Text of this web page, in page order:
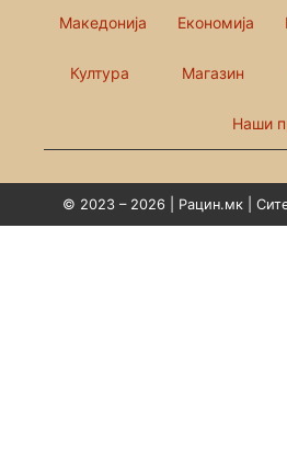
Македонија Економија
Култура Магазин
Наши
© 2023 – 2026 | Рацин.мк |